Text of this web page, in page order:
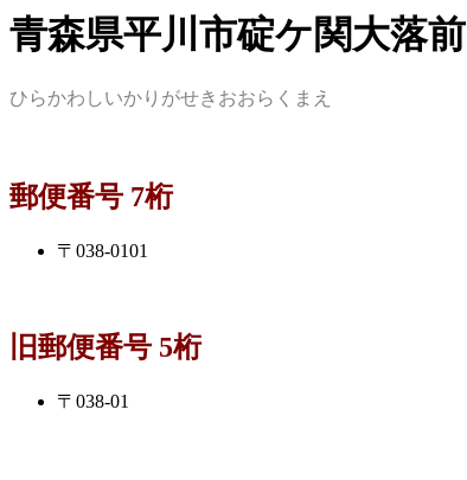
青森県平川市碇ケ関大落前
ひらかわしいかりがせきおおらくまえ
郵便番号 7桁
〒038-0101
旧郵便番号 5桁
〒038-01